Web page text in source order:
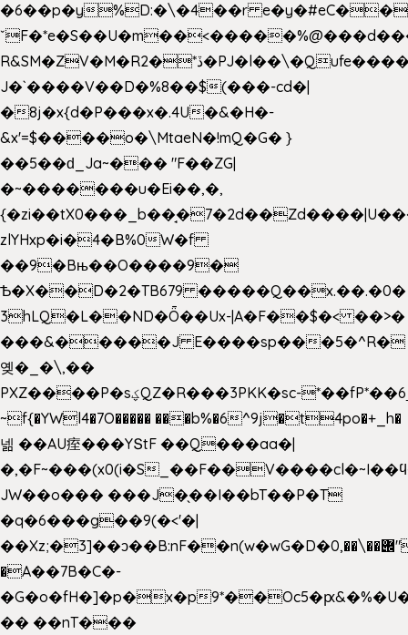
�6��p�y%D:�\�4��r
R&SM�ZV�M�R2�*ڏ�PJ�l��\�Qufe����<�l���
J�`����V��D�%8��$(���-cd�|
�8j�x{d�P���x�.4U�&�H�-
&x'=$����o�\MtaeN�!mQ�G� }
��5��ԁ_Ja~��� "F��ZG|
�~�������u�Ei��,�,
zlYHxp�i�4�B%0W�f
��9�Bњ��O����9�
Ѣ�X��D�2�TB679 �����Q��x.��.�0�
3hLQ�L��ND�Ȫ��Ux-|A�F��$�< ��>�
���&�����J E����sp���5�^R�
옞�_�\,��
PXZ����P�sؼQZ�R���3PKK�sc-*��fP*��6_̦Q���H�hl��a��j��dӤ�ܥ�Ք�7�)S�_3y��@�n-
~f{�YWl4�7O����� ���b%�6^9j�t4po�+_h�
넮 ��AU痓���YՏtF ��Q���aa�|
�,�F~���(x0(i�S
JW��o��� ���J�̖��I��bT��P�T
�q�6���g��9(�<'�|
��Xz;�3]��ͻ��B:nF��n(w�wG�D�݌��\��,0"�
�A��7B�C�-
�G�o�fH�]�p�x�p
�� ��nT���